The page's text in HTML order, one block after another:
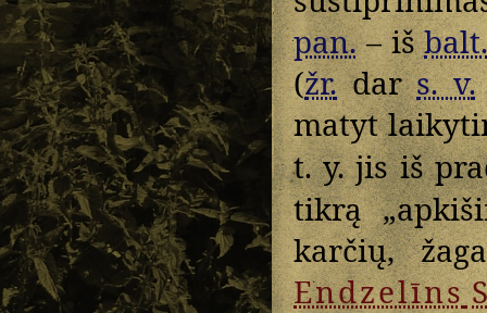
pan.– iš
(žr.dars. v.
matyt
t. y. jis iš
tikrą
karčių,
Endzelīns